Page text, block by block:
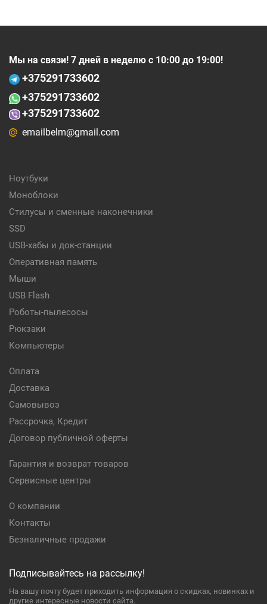
Мы на связи! 7 дней в неделю с 10:00 до 19:00!
+375291733602
+375291733602
+375291733602
emailbelm@gmail.com
Ноутбуки
Моноблоки
Стилусы и сменные наконечники
SSD
USB-хабы и док-станции
Оперативная память
Мыши
USB Flash
Роботы-пылесосы
Рюкзаки
Компьютеры
Оплата
Доставка
Самовывоз
Рассрочка, Кредит
Договор публичной оферты
Гарантия и возврат товаров
Сервисные центры
О компании
Контакты
Безналичные продажи
Подписывайтесь на рассылку!
На вашу почту будет приходить информация о скидках, новинках и
другие интересные новости сайта.